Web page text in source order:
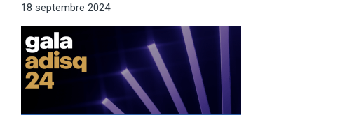
18 septembre 2024